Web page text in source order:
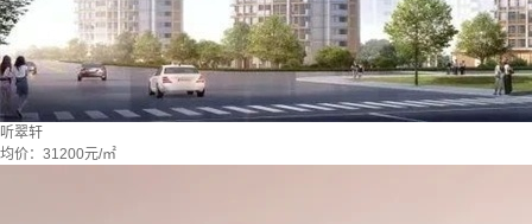
听翠轩
均价： 31200元/㎡